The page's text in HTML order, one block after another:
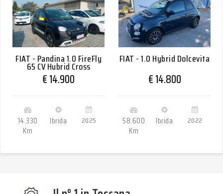
FIAT - Pandina 1.0 FireFly
65 CV Hybrid Cross
€ 14.900
14.330
Km
Ibrida 2025
FIAT - 1.0 Hybrid Dolcevita
€ 14.800
58.600
Km
Ibrida 2022